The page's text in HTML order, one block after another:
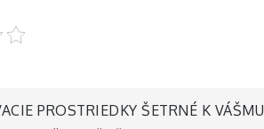
PROSTRIEDKY ŠETRNÉ K VÁŠMU